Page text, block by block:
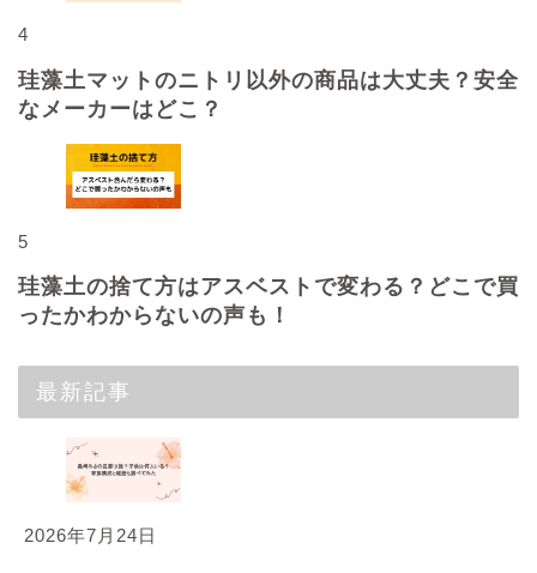
4
珪藻土マットのニトリ以外の商品は大丈夫？安全
なメーカーはどこ？
5
珪藻土の捨て方はアスベストで変わる？どこで買
ったかわからないの声も！
最新記事
2026年7月24日